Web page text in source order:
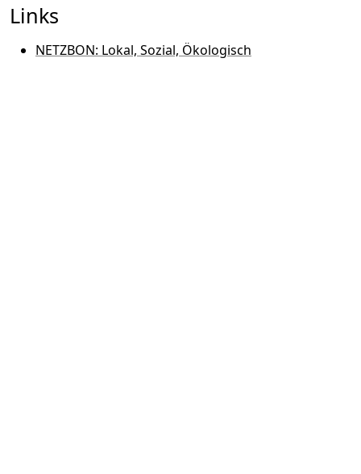
Links
NETZBON: Lokal, Sozial, Ökologisch